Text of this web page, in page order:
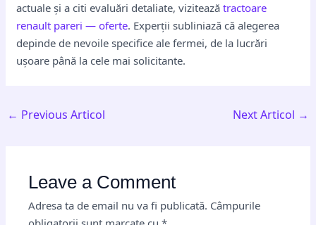
actuale și a citi evaluări detaliate, viziteazătractoare
renault pareri — oferte. Experții subliniază că alegerea
depinde de nevoile specifice ale fermei, de la lucrări
ușoare până la cele mai solicitante.
← Previous Articol Next Articol →
Leave a Comment
Adresa ta de email nu va fi publicată. Câmpurile